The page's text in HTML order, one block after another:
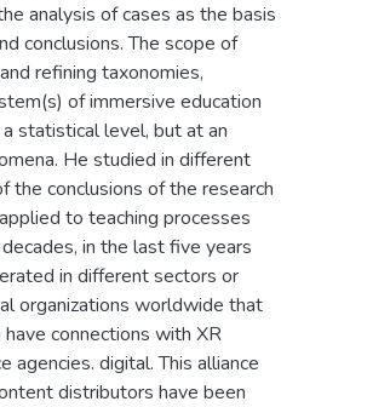
analysis of cases as the basis
conclusions. The scope of
refining taxonomies,
of immersive education
statistical level, but at an
He studied in different
the conclusions of the research
to teaching processes
in the last five years
in different sectors or
organizations worldwide that
connections with XR
agencies. digital. This alliance
distributors have been